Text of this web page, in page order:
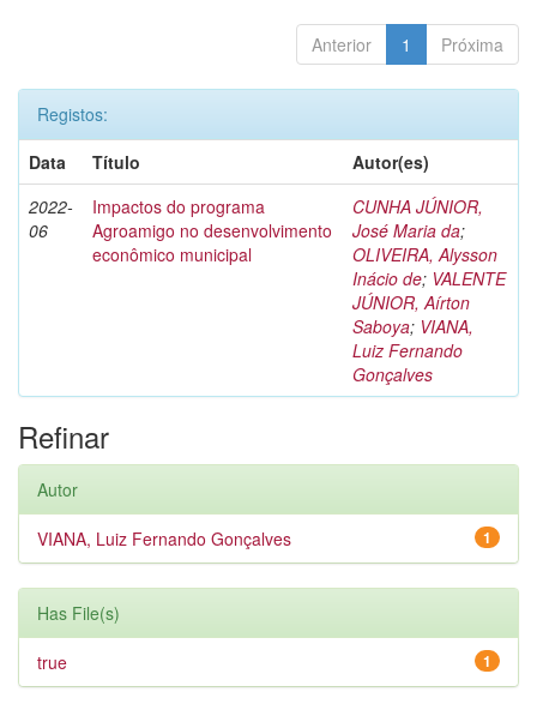
Anterior 1 Próxima
Registos:
Data
Título
Autor(es)
2022-
06
Impactos do programa
Agroamigo no desenvolvimento
econômico municipal
CUNHA JÚNIOR,
José Maria da;
OLIVEIRA, Alysson
Inácio de; VALENTE
JÚNIOR, Aírton
Saboya; VIANA,
Luiz Fernando
Gonçalves
Refinar
Autor
1
VIANA, Luiz Fernando Gonçalves
Has File(s)
1
true